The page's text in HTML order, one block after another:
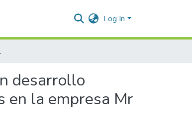
Log In
Mr Frap
desarrollo
en la empresa Mr